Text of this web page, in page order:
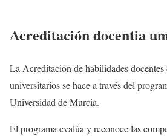
Acreditación docentia
La Acreditación de habilidades docentes
universitarios se hace a través del
Universidad de Murcia.
El programa evalúa y reconoce las